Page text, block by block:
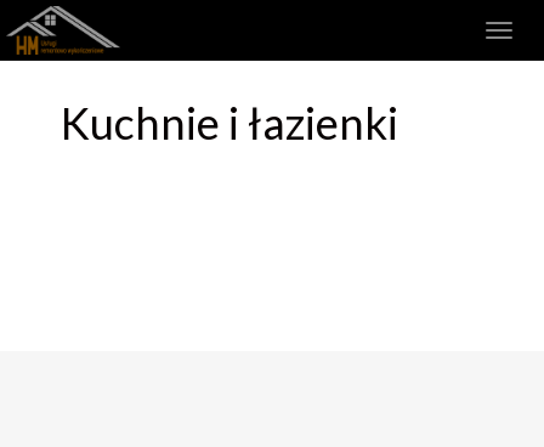
Kuchnie i łazienki